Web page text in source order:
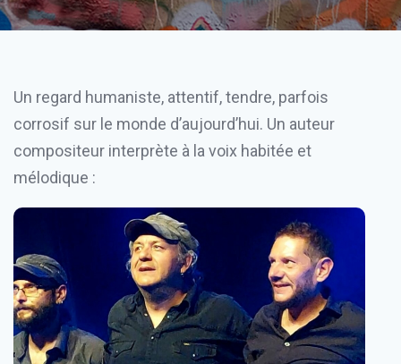
Un regard humaniste, attentif, tendre, parfois
corrosif sur le monde d’aujourd’hui. Un auteur
compositeur interprète à la voix habitée et
mélodique :